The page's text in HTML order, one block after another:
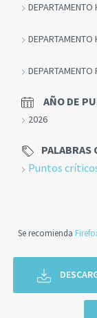
DEPARTAMENTO
DEPARTAMENTO
DEPARTAMENTO
AÑO DE
2026
PALABRAS
Puntos
Se recomienda